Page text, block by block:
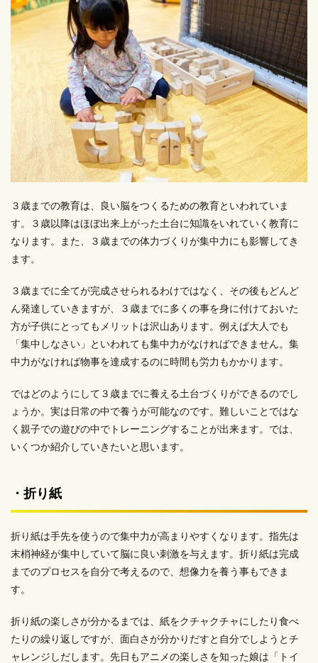
３歳までの教育は、良い脳をつくるための教育といわれていま
す。３歳以降はほぼ出来上がった土台に知識をいれていく教育に
なります。また、３歳までの体力づくりが集中力にも影響してき
ます。
３歳までに全てが完成させられるわけではなく、その後もどんど
ん発達していきますが、３歳までに多くの事を身に付けておいた
方が子供にとってもメリットは沢山あります。例えば大人でも
「集中しなさい」といわれても集中力がなければできません。集
中力がなければ物事を達成するのに時間も労力もかかります。
ではどのようにして３歳までに養える土台づくりができるのでし
ょうか。実は日常の中で養うが可能なのです。難しいことではな
く親子での遊びの中でトレーニングすることが出来ます。では、
いくつか紹介していきたいと思います。
・折り紙
折り紙は手先を使うので集中力が高まりやすくなります。指先は
末梢神経が集中していて脳に良い刺激を与えます。折り紙は完成
までのプロセスを自分で考えるので、想像力を養う事もできま
す。
折り紙の楽しさが分かるまでは、紙をクチャクチャにしたり食べ
たりの繰り返しですが、面白さが分かりだすと自分でしようとチ
ャレンジしだします。先日もアニメの楽しさを知った娘は「トイ